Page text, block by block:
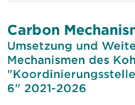
Carbon
Umsetzung und
Mechanismen des
6" 2021-2026